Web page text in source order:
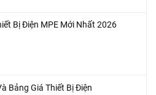
Bị Điện MPE Mới Nhất 2026
Bảng Giá Thiết Bị Điện